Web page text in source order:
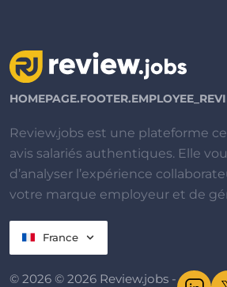
Review.jobs est une plateforme
avis salariés authentiques. Elle
d’analyser l’expérience
votre marque employeur et de
France
© 2026 © 2026 Review.jobs -